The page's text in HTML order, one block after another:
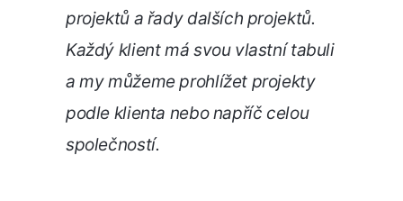
projektů a řady dalších projektů.
Každý klient má svou vlastní tabuli
a my můžeme prohlížet projekty
podle klienta nebo napříč celou
společností.